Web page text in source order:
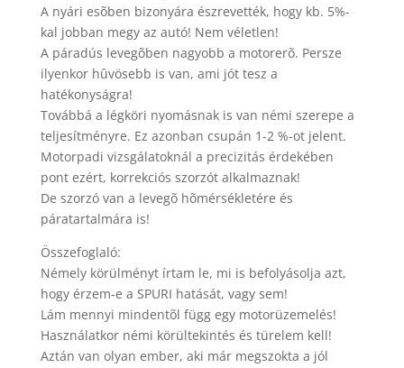
A nyári esõben bizonyára észrevették, hogy kb. 5%-
kal jobban megy az autó! Nem véletlen!
A páradús levegõben nagyobb a motorerõ. Persze
ilyenkor hûvösebb is van, ami jót tesz a
hatékonyságra!
Továbbá a légköri nyomásnak is van némi szerepe a
teljesítményre. Ez azonban csupán 1-2 %-ot jelent.
Motorpadi vizsgálatoknál a precizitás érdekében
pont ezért, korrekciós szorzót alkalmaznak!
De szorzó van a levegõ hõmérsékletére és
páratartalmára is!
Összefoglaló:
Némely körülményt írtam le, mi is befolyásolja azt,
hogy érzem-e a SPURI hatását, vagy sem!
Lám mennyi mindentõl függ egy motorüzemelés!
Használatkor némi körültekintés és türelem kell!
Aztán van olyan ember, aki már megszokta a jól